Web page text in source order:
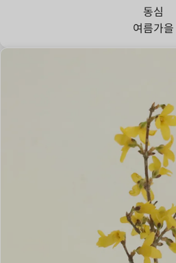
동심
여름가을